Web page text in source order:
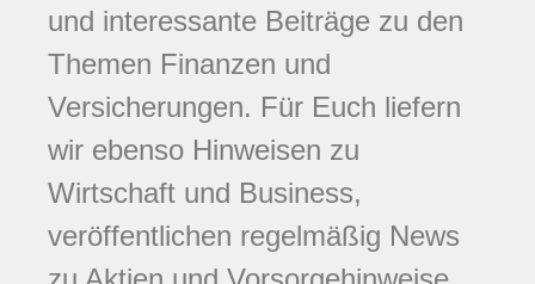
und interessante Beiträge zu den
Themen Finanzen und
Versicherungen. Für Euch liefern
wir ebenso Hinweisen zu
Wirtschaft und Business,
veröffentlichen regelmäßig News